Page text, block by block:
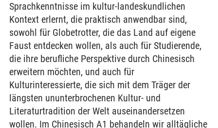
Sprachkenntnisse im kultur-landeskundlichen
Kontext erlernt, die praktisch anwendbar sind,
sowohl für Globetrotter, die das Land auf eigene
Faust entdecken wollen, als auch für Studierende,
die ihre berufliche Perspektive durch Chinesisch
erweitern möchten, und auch für
Kulturinteressierte, die sich mit dem Träger der
längsten ununterbrochenen Kultur- und
Literaturtradition der Welt auseinandersetzen
wollen. Im Chinesisch A1 behandeln wir alltägliche